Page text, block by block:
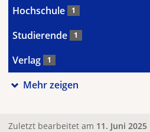
Hochschule 1
Studierende 1
Verlag 1
Mehr zeigen
Zuletzt bearbeitet am 11. Juni 2025